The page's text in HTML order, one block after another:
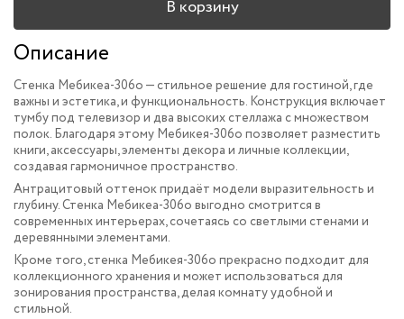
В корзину
Описание
Стенка Мебикеа-306o — стильное решение для гостиной, где
важны и эстетика, и функциональность. Конструкция включает
тумбу под телевизор и два высоких стеллажа с множеством
полок. Благодаря этому Мебикея-306o позволяет разместить
книги, аксессуары, элементы декора и личные коллекции,
создавая гармоничное пространство.
Антрацитовый оттенок придаёт модели выразительность и
глубину. Стенка Мебикеа-306o выгодно смотрится в
современных интерьерах, сочетаясь со светлыми стенами и
деревянными элементами.
Кроме того, стенка Мебикея-306o прекрасно подходит для
коллекционного хранения и может использоваться для
зонирования пространства, делая комнату удобной и
стильной.